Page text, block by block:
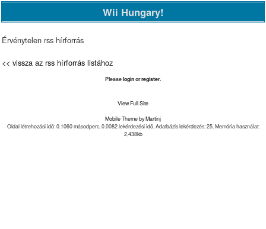
Wii Hungary!
Érvénytelen rss hírforrás
<< vissza az rss hírforrás listához
Pleaseloginorregister.
View Full Site
Mobile Theme by Martinj
Oldal létrehozási idõ: 0.1060 másodperc, 0.0082 lekérdezési idõ. Adatbázis lekérdezés: 25. Memória használat:
2,438kb